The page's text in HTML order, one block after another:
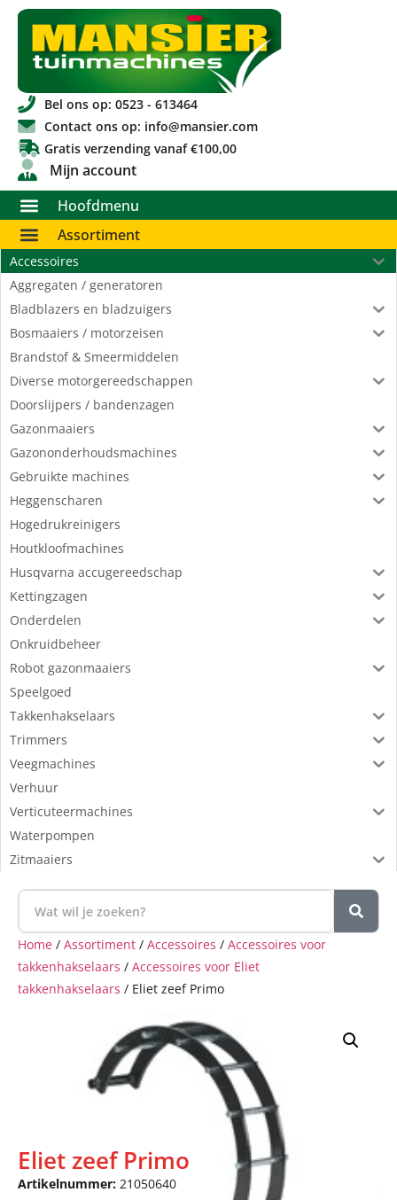
Bel ons op: 0523 - 613464
Contact ons op: info@mansier.com
Gratis verzending vanaf €100,00
Mijn account
Hoofdmenu
Assortiment
Accessoires
Aggregaten / generatoren
Bladblazers en bladzuigers
Bosmaaiers / motorzeisen
Brandstof & Smeermiddelen
Diverse motorgereedschappen
Doorslijpers / bandenzagen
Gazonmaaiers
Gazononderhoudsmachines
Gebruikte machines
Heggenscharen
Hogedrukreinigers
Houtkloofmachines
Husqvarna accugereedschap
Kettingzagen
Onderdelen
Onkruidbeheer
Robot gazonmaaiers
Speelgoed
Takkenhakselaars
Trimmers
Veegmachines
Verhuur
Verticuteermachines
Waterpompen
Zitmaaiers
Home / Assortiment / Accessoires / Accessoires voor
takkenhakselaars / Accessoires voor Eliet
takkenhakselaars / Eliet zeef Primo
Eliet zeef Primo
Artikelnummer: 21050640